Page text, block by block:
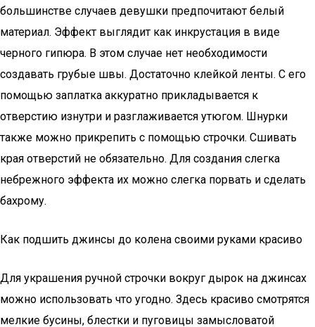
большинстве случаев девушки предпочитают белый
материал. Эффект выглядит как инкрустация в виде
черного гипюра. В этом случае нет необходимости
создавать грубые швы. Достаточно клейкой ленты. С его
помощью заплатка аккуратно прикладывается к
отверстию изнутри и разглаживается утюгом. Шнурки
также можно прикрепить с помощью строчки. Сшивать
края отверстий не обязательно. Для создания слегка
небрежного эффекта их можно слегка порвать и сделать
бахрому.
Как подшить джинсы до колена своими руками красиво
Для украшения ручной строчки вокруг дырок на джинсах
можно использовать что угодно. Здесь красиво смотрятся
мелкие бусины, блестки и пуговицы замысловатой